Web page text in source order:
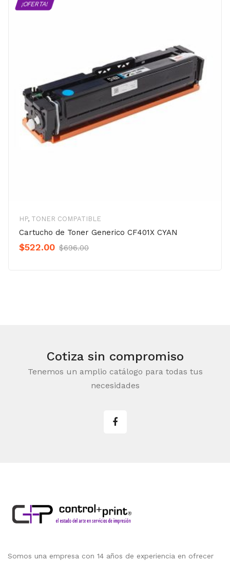
¡OFERTA!
HP, TONER COMPATIBLE
Cartucho de Toner Generico CF401X CYAN
$696.00Original
$522.00
Current
Cotiza sin compromiso
Tenemos un amplio catálogo para todas tus
necesidades
Somos una empresa con 14 años de experiencia en ofrecer